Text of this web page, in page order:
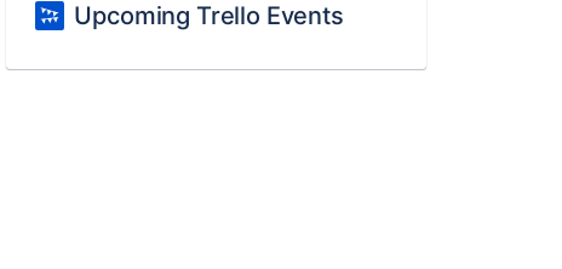
Upcoming Trello Events